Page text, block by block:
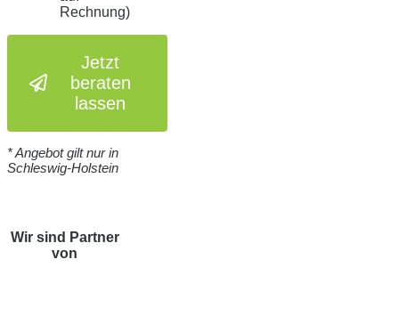
Rechnung)
Jetzt
beraten
lassen
* Angebot gilt nur in
Schleswig-Holstein
Wir sind Partner
von